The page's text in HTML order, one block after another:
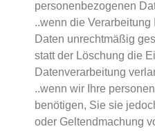
personenbezogenen
..wenn die
Daten unrechtmäßig
statt der Löschung die
Datenverarbeitung
..wenn wir Ihre
benötigen, Sie sie
oder Geltendmachung